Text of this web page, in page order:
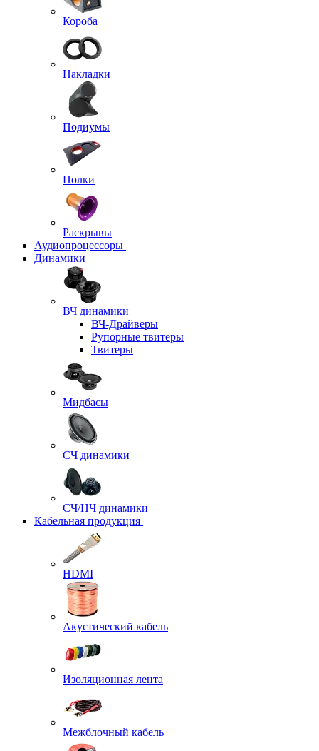
Короба
Накладки
Подиумы
Полки
Раскрывы
Аудиопроцессоры
Динамики
ВЧ динамики
ВЧ-Драйверы
Рупорные твитеры
Твитеры
Мидбасы
СЧ динамики
СЧ/НЧ динамики
Кабельная продукция
HDMI
Акустический кабель
Изоляционная лента
Межблочный кабель